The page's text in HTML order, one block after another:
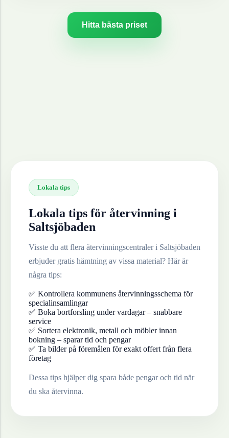
Hitta bästa priset
Lokala tips
Lokala tips för återvinning i
Saltsjöbaden
Visste du att flera återvinningscentraler i Saltsjöbaden
erbjuder gratis hämtning av vissa material? Här är
några tips:
✅ Kontrollera kommunens återvinningsschema för
specialinsamlingar
✅ Boka bortforsling under vardagar – snabbare
service
✅ Sortera elektronik, metall och möbler innan
bokning – sparar tid och pengar
✅ Ta bilder på föremålen för exakt offert från flera
företag
Dessa tips hjälper dig spara både pengar och tid när
du ska återvinna.